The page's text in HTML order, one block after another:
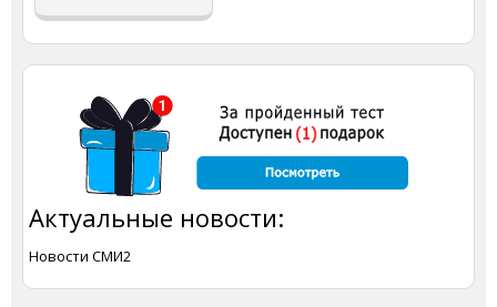
Актуальные новости:
Новости СМИ2